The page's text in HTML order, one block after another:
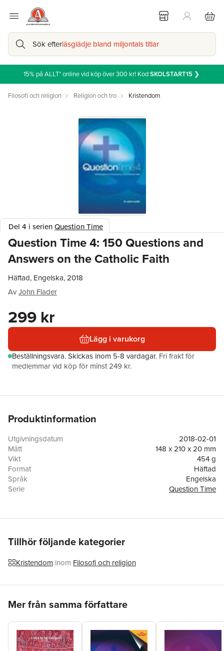
Sök efterläsglädje bland miljontals titlar
15% på ALLT* online vid köp över 300 kr! KodSKOLSTART15❯
Filosofi och religion Religion och tro Kristendom
Del 4 i serienQuestion Time
Question Time 4: 150 Questions and
Answers on the Catholic Faith
Häftad, Engelska, 2018
AvJohn Flader
299 kr
Lägg i varukorg
Beställningsvara.Skickas inom 5-8 vardagar. Fri frakt för
medlemmar vid köp för minst 249 kr.
Produktinformation
Utgivningsdatum
2018-02-01
Mått
148 x 210 x 20 mm
Vikt
454 g
Format
Häftad
Språk
Engelska
Serie
Question Time
ISBN
9781925501827
Tillhör följande kategorier
Kristendom inom Filosofi och religion
Mer från samma författare